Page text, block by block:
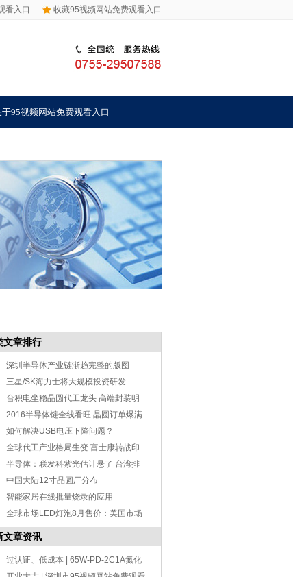
看入口 收藏95视频网站免费观看入口
于95视频网站免费观看入口
文章排行
深圳半导体产业链渐趋完整的版图
三星/SK海力士将大规模投资研发
DRAM 市场或
台积电坐稳晶圆代工龙头 高端封装明
年丰收
2016半导体链全线看旺 晶圆订单爆满
如何解决USB电压下降问题？
全球代工产业格局生变 富士康转战印
度
半导体：联发科紫光估计悬了 台湾排
斥陆资
中国大陆12寸晶圆厂分布
智能家居在线批量烧录的应用
全球市场LED灯泡8月售价：美国市场
价格最
文章资讯
过认证、低成本 | 65W-PD-2C1A氮化